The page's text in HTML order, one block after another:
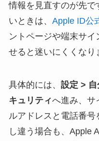
情報を見直すのが先で
いときは、 Apple ID公
ントページや端末サ
せると迷いにくくなり
具体的には、 設定 >
キュリティへ進み、サ
ルアドレスと電話番
し違う場合も、Apple